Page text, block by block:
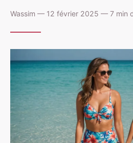
Wassim — 12 février 2025 — 7 min